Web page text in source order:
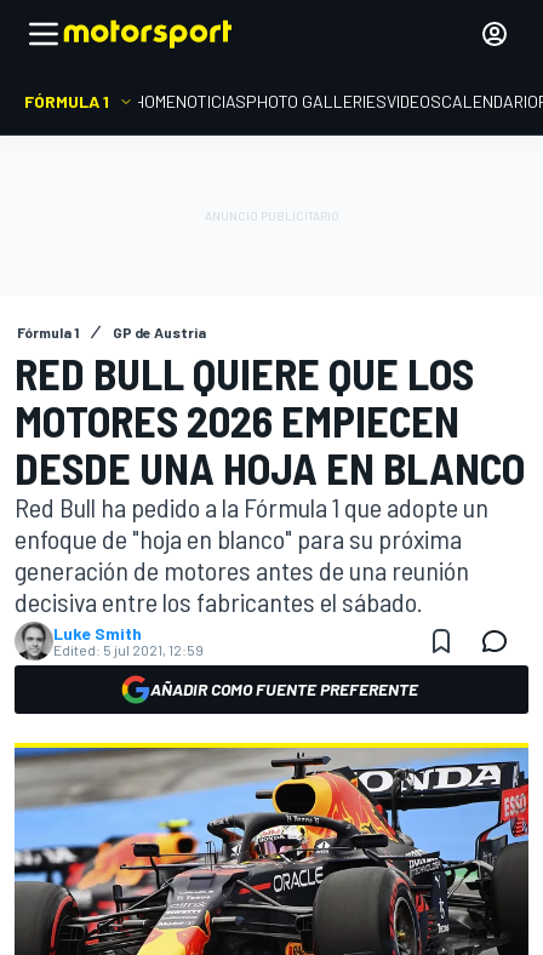
FÓRMULA 1 HOMENOTICIASPHOTO GALLERIESVIDEOSCALENDARIO
Fórmula 1 GP de Austria
RED BULL QUIERE QUE LOS
MOTORES 2026 EMPIECEN
DESDE UNA HOJA EN BLANCO
Red Bull ha pedido a la Fórmula 1 que adopte un
enfoque de "hoja en blanco" para su próxima
generación de motores antes de una reunión
decisiva entre los fabricantes el sábado.
Luke Smith
Edited: 5 jul 2021, 12:59
AÑADIR COMO FUENTE PREFERENTE